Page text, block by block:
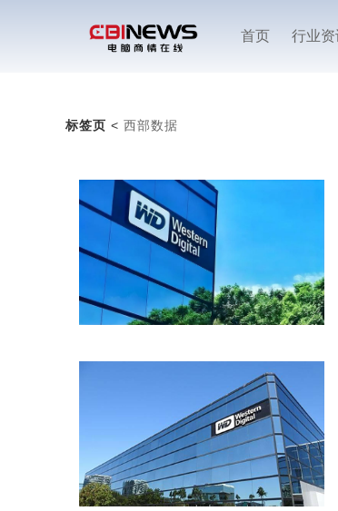
首页 行业资
标签页 < 西部数据